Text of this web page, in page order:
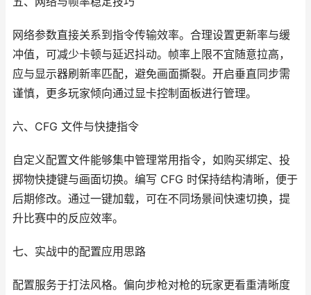
网络参数直接关系到指令传输效率。合理设置更新率与缓
冲值，可减少卡顿与延迟抖动。帧率上限不宜随意拉高，
应与显示器刷新率匹配，避免画面撕裂。开启垂直同步需
谨慎，更多玩家倾向通过显卡控制面板进行管理。
六、CFG 文件与快捷指令
自定义配置文件能够集中管理常用指令，如购买绑定、投
掷物快捷键与画面切换。编写 CFG 时保持结构清晰，便于
后期修改。通过一键加载，可在不同场景间快速切换，提
升比赛中的反应效率。
七、实战中的配置应用思路
配置服务于打法风格。偏向步枪对枪的玩家更看重清晰度